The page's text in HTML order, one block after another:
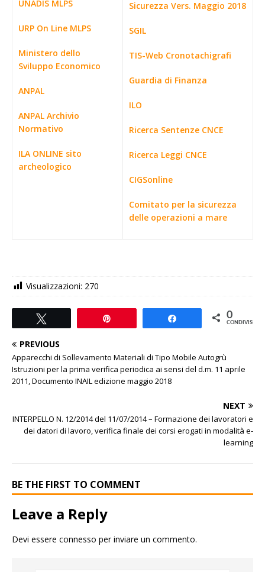
UNADIS MLPS
URP On Line MLPS
Ministero dello
Sviluppo Economico
ANPAL
ANPAL Archivio
Normativo
ILA ONLINE sito
archeologico
Sicurezza Vers. Maggio 2018
SGIL
TIS-Web Cronotachigrafi
Guardia di Finanza
ILO
Ricerca Sentenze CNCE
Ricerca Leggi CNCE
CIGSonline
Comitato per la sicurezza
delle operazioni a mare
Visualizzazioni: 270
0
CONDIVISIONI
PREVIOUS
Apparecchi di Sollevamento Materiali di Tipo Mobile Autogrù
Istruzioni per la prima verifica periodica ai sensi del d.m. 11 aprile
2011, Documento INAIL edizione maggio 2018
NEXT
INTERPELLO N. 12/2014 del 11/07/2014 – Formazione dei lavoratori e
dei datori di lavoro, verifica finale dei corsi erogati in modalità e-
learning
BE THE FIRST TO COMMENT
Leave a Reply
Devi essere connesso per inviare un commento.